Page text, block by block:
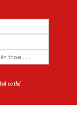
có thể